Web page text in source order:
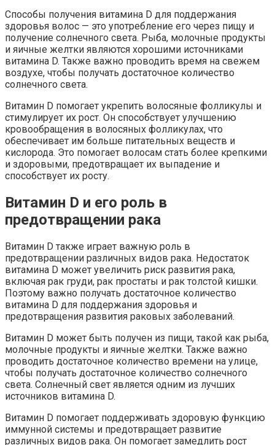
Способы получения витамина D для поддержания
здоровья волос — это употребление его через пищу и
получение солнечного света. Рыба, молочные продукты
и яичные желтки являются хорошими источниками
витамина D. Также важно проводить время на свежем
воздухе, чтобы получать достаточное количество
солнечного света.
Витамин D помогает укрепить волосяные фолликулы и
стимулирует их рост. Он способствует улучшению
кровообращения в волосяных фолликулах, что
обеспечивает им больше питательных веществ и
кислорода. Это помогает волосам стать более крепкими
и здоровыми, предотвращает их выпадение и
способствует их росту.
Витамин D и его роль в
предотвращении рака
Витамин D также играет важную роль в
предотвращении различных видов рака. Недостаток
витамина D может увеличить риск развития рака,
включая рак груди, рак простаты и рак толстой кишки.
Поэтому важно получать достаточное количество
витамина D для поддержания здоровья и
предотвращения развития раковых заболеваний.
Витамин D может быть получен из пищи, такой как рыба,
молочные продукты и яичные желтки. Также важно
проводить достаточное количество времени на улице,
чтобы получать достаточное количество солнечного
света. Солнечный свет является одним из лучших
источников витамина D.
Витамин D помогает поддерживать здоровую функцию
иммунной системы и предотвращает развитие
различных видов рака. Он помогает замедлить рост